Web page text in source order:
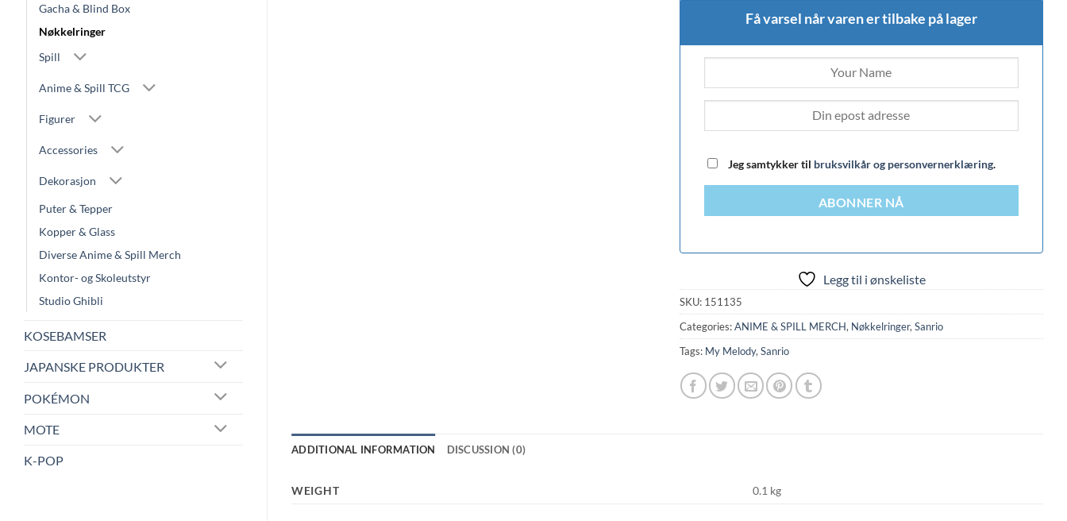
Gacha & Blind Box
Nøkkelringer
Spill
Anime & Spill TCG
Figurer
Accessories
Dekorasjon
Puter & Tepper
Kopper & Glass
Diverse Anime & Spill Merch
Kontor- og Skoleutstyr
Studio Ghibli
KOSEBAMSER
JAPANSKE PRODUKTER
POKÉMON
MOTE
K-POP
Få varsel når varen er tilbake på lager
Jeg samtykker til bruksvilkår og personvernerklæring.
ABONNER NÅ
Legg til i ønskeliste
SKU: 151135
Categories:ANIME & SPILL MERCH, Nøkkelringer, Sanrio
Tags: My Melody, Sanrio
ADDITIONAL INFORMATION DISCUSSION (0)
WEIGHT 0.1 kg